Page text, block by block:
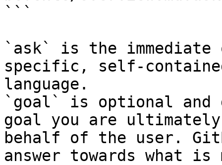
```
`ask` is the
specific, self-
language.
`goal` is optional and
goal you are
behalf of the user.
answer towards what